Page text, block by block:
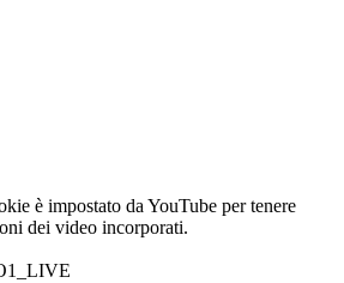
è impostato da YouTube per tenere
dei video incorporati.